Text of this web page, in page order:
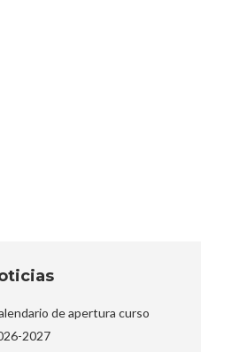
de apertura curso
2027